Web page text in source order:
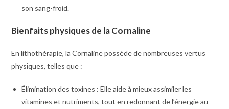
son sang-froid.
Bienfaits physiques de la Cornaline
En lithothérapie, la Cornaline possède de nombreuses vertus
physiques, telles que :
Élimination des toxines : Elle aide à mieux assimiler les
vitamines et nutriments, tout en redonnant de l’énergie au